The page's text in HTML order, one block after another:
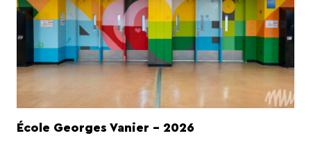
École Georges Vanier - 2026